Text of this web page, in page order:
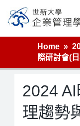
content
世新大學企業管理學
Home
際研討會(
2024
理趨勢